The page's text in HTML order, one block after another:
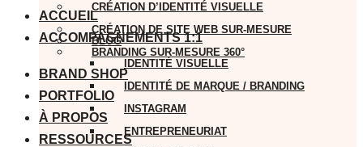
ACCUEIL
ACCOMPAGNEMENTS 1:1
CRÉATION D’IDENTITÉ VISUELLE
CRÉATION DE SITE WEB SUR-MESURE
BRANDING SUR-MESURE 360°
BRAND SHOP
PORTFOLIO
À PROPOS
RESSOURCES
BLOG
IDENTITÉ VISUELLE
IDENTITÉ DE MARQUE / BRANDING
INSTAGRAM
ENTREPRENEURIAT